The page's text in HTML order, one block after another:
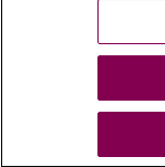
© | Telf:
Contactar
Universitat de